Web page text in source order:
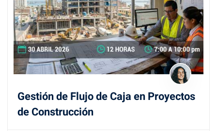
Gestión de Flujo de Caja en Proyectos
de Construcción